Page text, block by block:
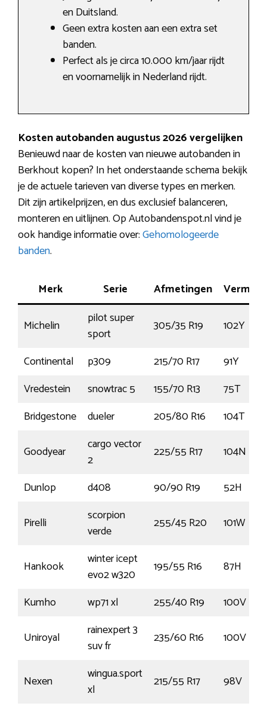
en Duitsland.
Geen extra kosten aan een extra set
banden.
Perfect als je circa 10.000 km/jaar rijdt
en voornamelijk in Nederland rijdt.
Kosten autobanden augustus 2026 vergelijken
Benieuwd naar de kosten van nieuwe autobanden in
Berkhout kopen? In het onderstaande schema bekijk
je de actuele tarieven van diverse types en merken.
Dit zijn artikelprijzen, en dus exclusief balanceren,
monteren en uitlijnen. Op Autobandenspot.nl vind je
ook handige informatie over:Gehomologeerde
banden.
Merk Serie Afmetingen
Michelin
pilot super
sport
305/35 R19
102Y
Continental
p309 215/70 R17
91Y
Vredestein
snowtrac 5 155/70 R13
75T
Bridgestone
dueler 205/80 R16
104T
Goodyear
cargo vector
2
225/55 R17
104N
Dunlop
d408 90/90 R19
52H
Pirelli
scorpion
verde
255/45 R20 101W
Hankook
winter icept
evo2 w320
195/55 R16
87H
Kumho
wp71 xl 255/40 R19
100V
Uniroyal
rainexpert 3
suv fr
235/60 R16 100V
Nexen
wingua.sport
xl
215/55 R17 98V